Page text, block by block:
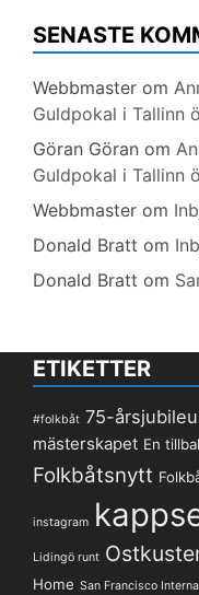
SENASTE
Webbmaster om
Guldpokal i Tallinn
Göran Göran om
Guldpokal i Tallinn
Webbmaster om
Donald Bratt om
Donald Bratt om
ETIKETTER
#folkbåt 75-
mästerskapet En
Folkbåtsnytt
instagram
Lidingö runt
Home San Francisco